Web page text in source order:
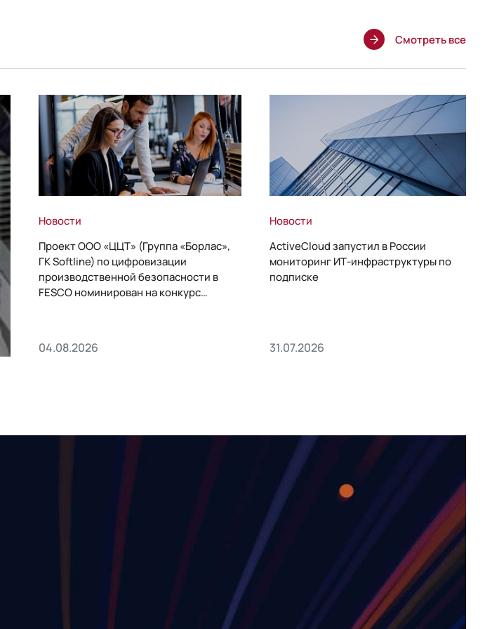
Смотреть все
Новости
Проект ООО «ЦЦТ» (Группа «Борлас»,
ГК Softline) по цифровизации
производственной безопасности в
FESCO номинирован на конкурс
04.08.2026
Новости
ActiveCloud запустил в России
мониторинг ИТ-инфраструктуры по
подписке
31.07.2026